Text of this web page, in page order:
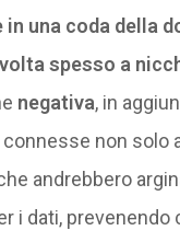
una coda della
spesso a
negativa, in
non solo
andrebbero
i dati, prevenendo